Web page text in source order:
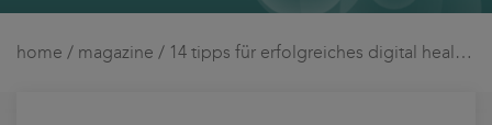
social media
b2b marketing
home / magazine / 14 tipps für erfolgreiches digital healthcare marketing